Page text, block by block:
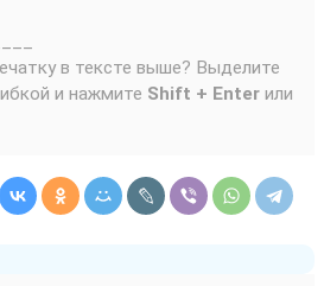
в тексте выше? Выделите
и нажмите Shift + Enter или